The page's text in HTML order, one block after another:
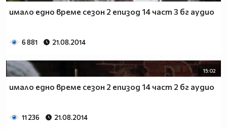
имало едно време сезон 2 епизод 14 част 3 бг аудио
6 881 21.08.2014
15:02
имало едно време сезон 2 епизод 14 част 2 бг аудио
11 236 21.08.2014